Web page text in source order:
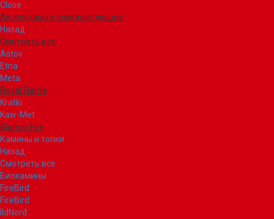
Close
Аксессуары и комплектующие
Назад
Смотреть все
Astov
Etna
Meta
Royal Flame
Kratki
Kaw-Met
Glamm Fire
Камины и топки
Назад
Смотреть все
Биокамины
FireBird
FireBird
IldNord